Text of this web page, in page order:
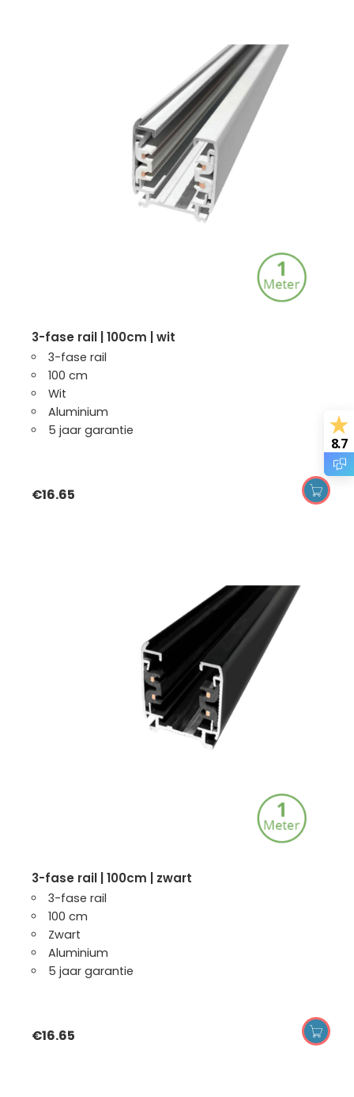
3-fase rail | 100cm | wit
3-fase rail
100 cm
Wit
Aluminium
5 jaar garantie
€16.65
3-fase rail | 100cm | zwart
3-fase rail
100 cm
Zwart
Aluminium
5 jaar garantie
€16.65
8.7